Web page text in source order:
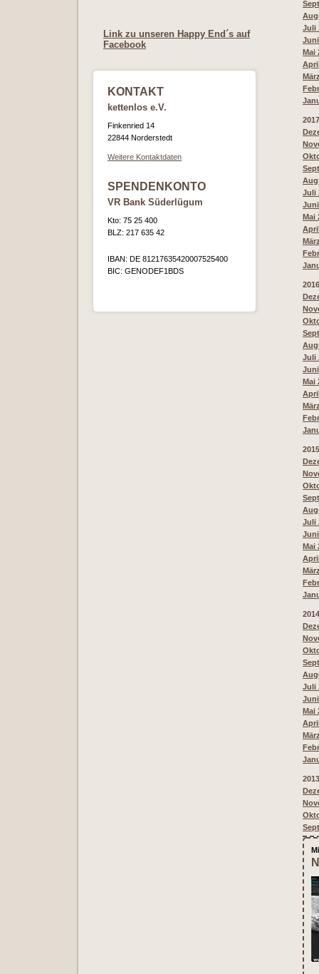
Link zu unseren Happy End´s auf
Facebook
KONTAKT
kettenlos e.V.
Finkenried 14
22844 Norderstedt
Weitere Kontaktdaten
SPENDENKONTO
VR Bank Süderlügum
Kto: 75 25 400
BLZ: 217 635 42
IBAN: DE 81217635420007525400
BIC: GENODEF1BDS
Juli
Mai
2017
Juli
Mai
2016
Juli
Mai
2015
Juli
Mai
2014
Juli
Mai
2013